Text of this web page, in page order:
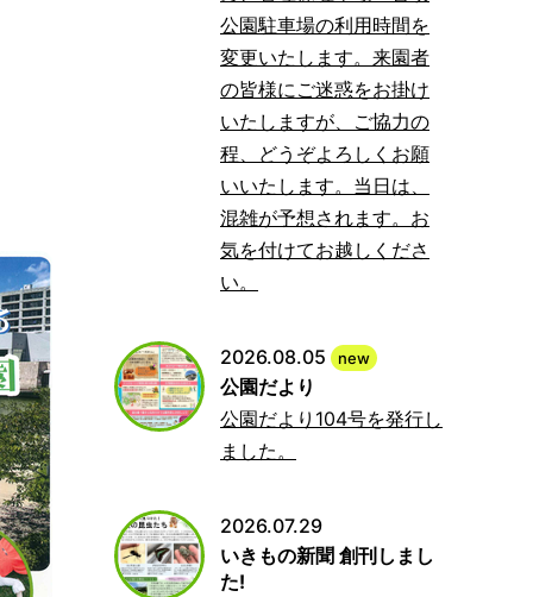
公園駐車場の利用時間を
変更いたします。来園者
の皆様にご迷惑をお掛け
いたしますが、ご協力の
程、どうぞよろしくお願
いいたします。当日は、
混雑が予想されます。お
気を付けてお越しくださ
い。
2026.08.05 new
公園だより
公園だより104号を発行し
ました。
2026.07.29
いきもの新聞 創刊しまし
た!